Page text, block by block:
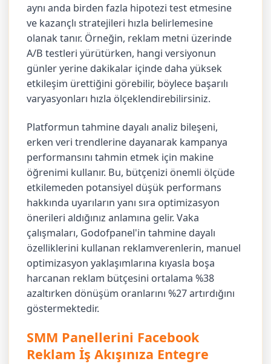
aynı anda birden fazla hipotezi test etmesine
ve kazançlı stratejileri hızla belirlemesine
olanak tanır. Örneğin, reklam metni üzerinde
A/B testleri yürütürken, hangi versiyonun
günler yerine dakikalar içinde daha yüksek
etkileşim ürettiğini görebilir, böylece başarılı
varyasyonları hızla ölçeklendirebilirsiniz.
Platformun tahmine dayalı analiz bileşeni,
erken veri trendlerine dayanarak kampanya
performansını tahmin etmek için makine
öğrenimi kullanır. Bu, bütçenizi önemli ölçüde
etkilemeden potansiyel düşük performans
hakkında uyarıların yanı sıra optimizasyon
önerileri aldığınız anlamına gelir. Vaka
çalışmaları, Godofpanel'in tahmine dayalı
özelliklerini kullanan reklamverenlerin, manuel
optimizasyon yaklaşımlarına kıyasla boşa
harcanan reklam bütçesini ortalama %38
azaltırken dönüşüm oranlarını %27 artırdığını
göstermektedir.
SMM Panellerini Facebook
Reklam İş Akışınıza Entegre